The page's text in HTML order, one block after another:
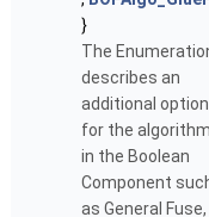
}
The
describes an
additional option
for the
in the Boolean
Component
as General Fuse,